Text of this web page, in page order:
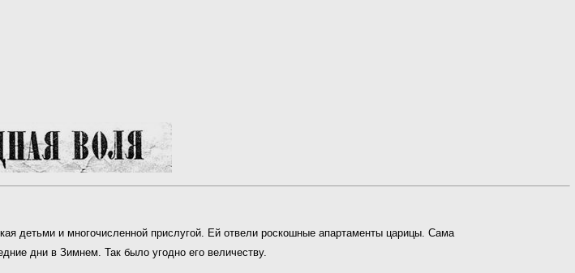
детьми и многочисленной прислугой. Ей отвели роскошные апартаменты царицы. Сама
дни в Зимнем. Так было угодно его величеству.